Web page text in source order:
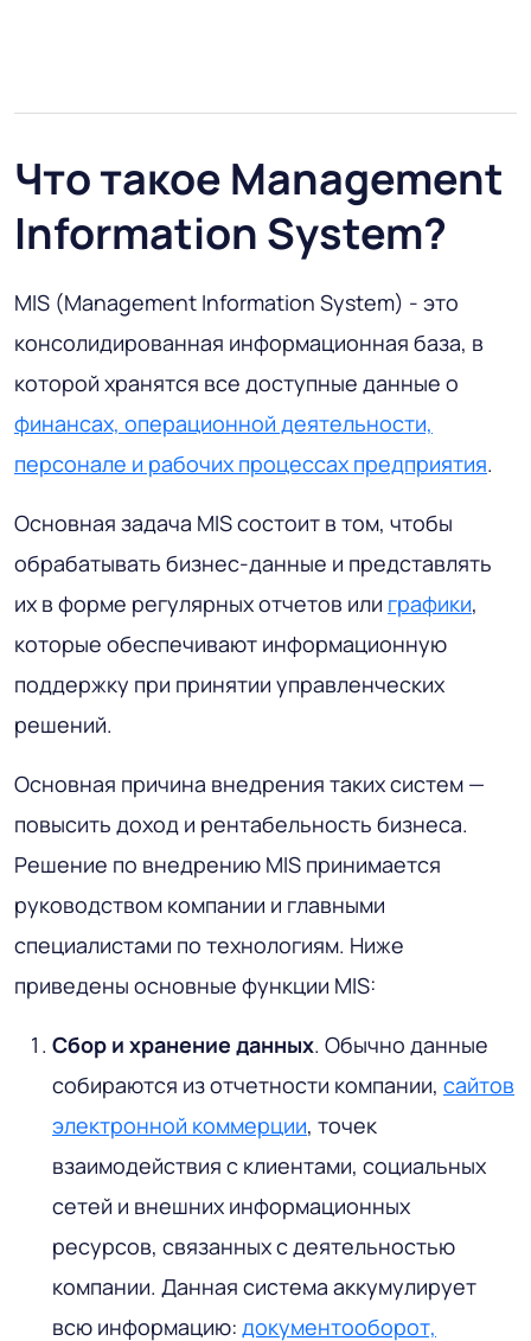
Что такое Management
Information System?
MIS (Management Information System) - это
консолидированная информационная база, в
которой хранятся все доступные данные о
финансах, операционной деятельности,
персонале и рабочих процессах предприятия.
Основная задача MIS состоит в том, чтобы
обрабатывать бизнес-данные и представлять
их в форме регулярных отчетов или графики,
которые обеспечивают информационную
поддержку при принятии управленческих
решений.
Основная причина внедрения таких систем —
повысить доход и рентабельность бизнеса.
Решение по внедрению MIS принимается
руководством компании и главными
специалистами по технологиям. Ниже
приведены основные функции MIS:
Сбор и хранение данных. Обычно данные
собираются из отчетности компании, сайтов
электронной коммерции, точек
взаимодействия с клиентами, социальных
сетей и внешних информационных
ресурсов, связанных с деятельностью
компании. Данная система аккумулирует
всю информацию: документооборот,